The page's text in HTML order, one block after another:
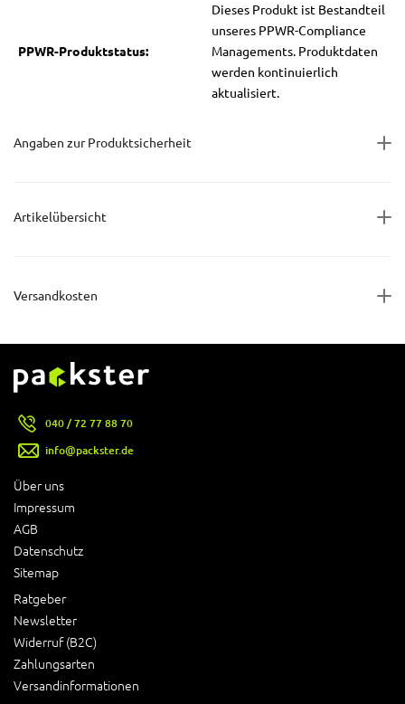
PPWR-Produktstatus:
Dieses Produkt ist Bestandteil
unseres PPWR-Compliance
Managements. Produktdaten
werden kontinuierlich
aktualisiert.
Angaben zur Produktsicherheit
Artikelübersicht
Versandkosten
Über uns
Impressum
AGB
Datenschutz
Sitemap
Ratgeber
Newsletter
Widerruf (B2C)
Zahlungsarten
Versandinformationen
040 / 72 77 88 70
info@packster.de